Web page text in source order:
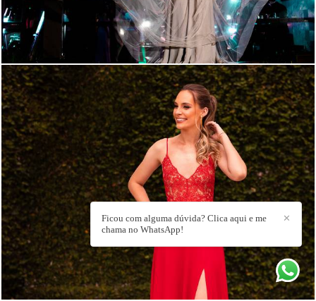
751 58 ✕
Ficou com alguma dúvida? Clica aqui e me
chama no WhatsApp!